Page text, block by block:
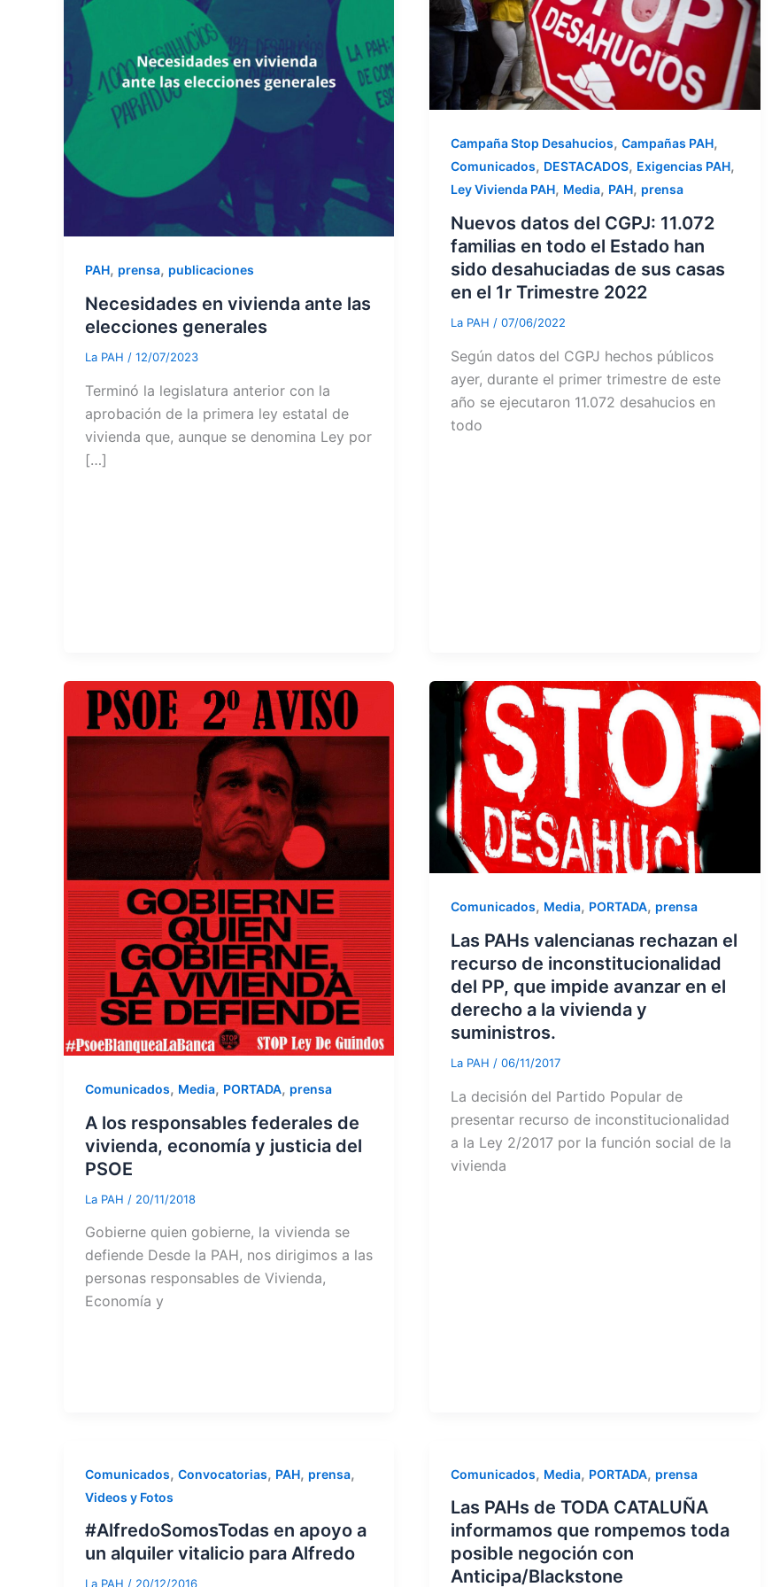
PAH, prensa, publicaciones
Necesidades en vivienda ante las
elecciones generales
La PAH / 12/07/2023
Terminó la legislatura anterior con la
aprobación de la primera ley estatal de
vivienda que, aunque se denomina Ley por
[…]
Campaña Stop Desahucios,Campañas PAH,
Comunicados, DESTACADOS, Exigencias PAH,
Ley Vivienda PAH, Media, PAH, prensa
Nuevos datos del CGPJ: 11.072
familias en todo el Estado han
sido desahuciadas de sus casas
en el 1r Trimestre 2022
La PAH /07/06/2022
Según datos del CGPJ hechos públicos
ayer, durante el primer trimestre de este
año se ejecutaron 11.072 desahucios en
todo
Comunicados, Media, PORTADA, prensa
A los responsables federales de
vivienda, economía y justicia del
PSOE
La PAH / 20/11/2018
Gobierne quien gobierne, la vivienda se
defiende Desde la PAH, nos dirigimos a las
personas responsables de Vivienda,
Economía y
Comunicados, Media, PORTADA, prensa
Las PAHs valencianas rechazan el
recurso de inconstitucionalidad
del PP, que impide avanzar en el
derecho a la vivienda y
suministros.
La PAH /06/11/2017
La decisión del Partido Popular de
presentar recurso de inconstitucionalidad
a la Ley 2/2017 por la función social de la
vivienda
Comunicados, Convocatorias, PAH, prensa,
Videos y Fotos
#AlfredoSomosTodas en apoyo a
un alquiler vitalicio para Alfredo
La PAH / 20/12/2016
Comunicados, Media, PORTADA, prensa
Las PAHs de TODA CATALUÑA
informamos que rompemos toda
posible negoción con
Anticipa/Blackstone